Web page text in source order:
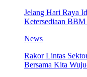
Jelang Hari Raya
Ketersediaan
News
Rakor Lintas
Bersama Kita